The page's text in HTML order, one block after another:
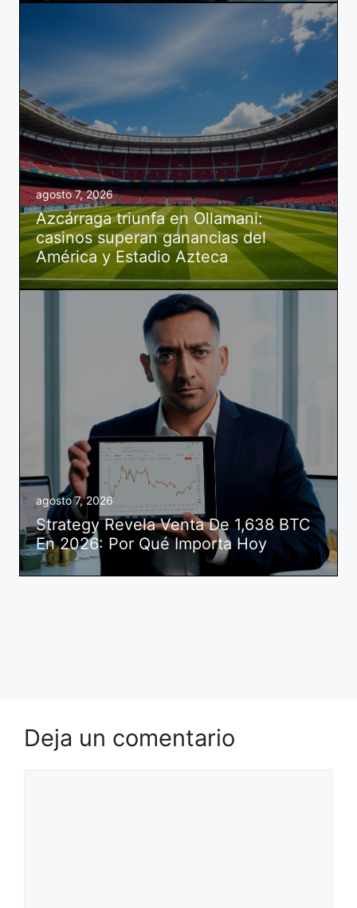
agosto 7, 2026
Azcárraga triunfa en Ollamani:
casinos superan ganancias del
América y Estadio Azteca
agosto 7, 2026
Strategy Revela Venta De 1,638 BTC
En 2026: Por Qué Importa Hoy
Deja un comentario